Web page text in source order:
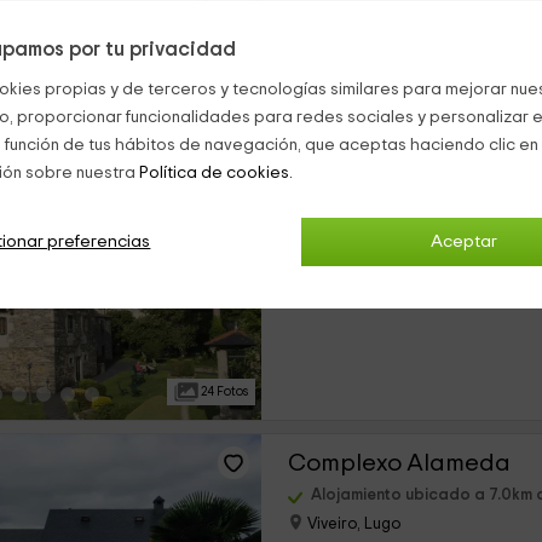
por tu privacidad
propias y de terceros y tecnologías similares para mejorar
proporcionar funcionalidades para redes sociales y personalizar
de tus hábitos de navegación, que aceptas haciendo clic
sobre nuestra Política de cookies.
Aceptar
preferencias
24 Fotos
Pazo da trave
0 opiniones
Complexo Alameda
Alojamiento ubicado a 7.0km
Viveiro, Lugo